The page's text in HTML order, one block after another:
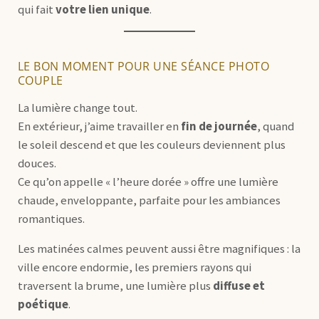
qui faitvotre lien unique.
LE BON MOMENT POUR UNE SÉANCE PHOTO
COUPLE
La lumière change tout.
En extérieur, j’aime travailler en fin de journée, quand
le soleil descend et que les couleurs deviennent plus
douces.
Ce qu’on appelle « l’heure dorée » offre une lumière
chaude, enveloppante, parfaite pour les ambiances
romantiques.
Les matinées calmes peuvent aussi être magnifiques : la
ville encore endormie, les premiers rayons qui
traversent la brume, une lumière plus diffuse et
poétique.